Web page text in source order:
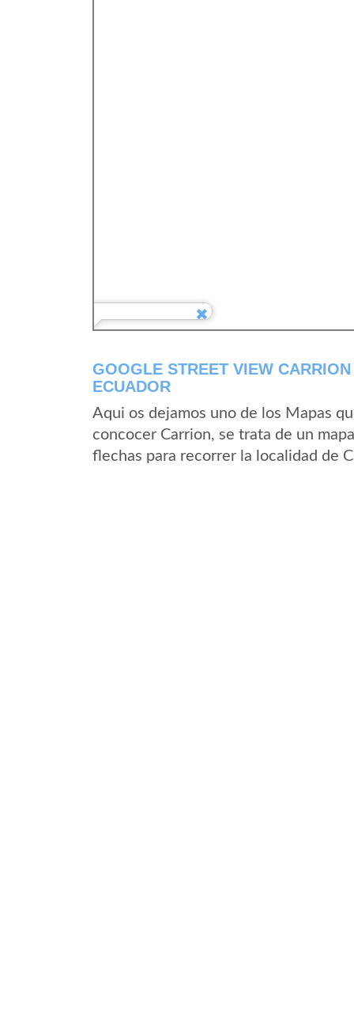
GOOGLE STREET VIEW
ECUADOR
Aqui os dejamos uno de los Mapas
concocer Carrion, se trata de un
flechas para recorrer la localidad de